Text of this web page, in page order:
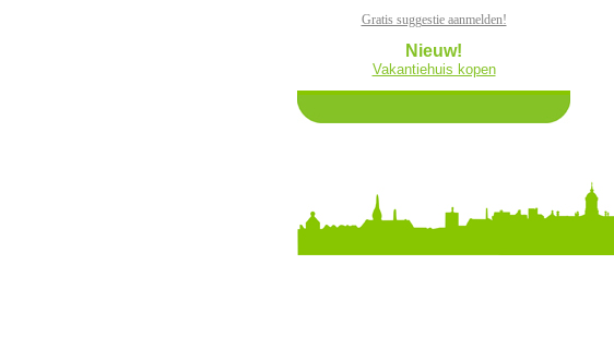
Gratis suggestie aanmelden!
Nieuw!
Vakantiehuis kopen